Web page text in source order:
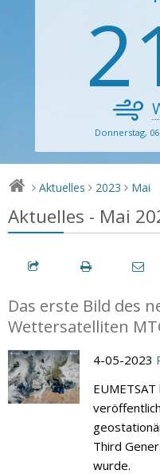
Donnerstag,
> Aktuelles > 2023 > Mai
Aktuelles - Mai
Das erste Bild des
Wettersatelliten
4-05-2023
Third
wurde.